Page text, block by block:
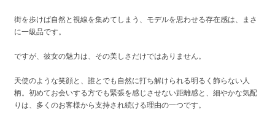
街を歩けば自然と視線を集めてしまう、モデルを思わせる存在感は、まさ
に一級品です。
ですが、彼女の魅力は、その美しさだけではありません。
天使のような笑顔と、誰とでも自然に打ち解けられる明るく飾らない人
柄。初めてお会いする方でも緊張を感じさせない距離感と、細やかな気配
りは、多くのお客様から支持され続ける理由の一つです。